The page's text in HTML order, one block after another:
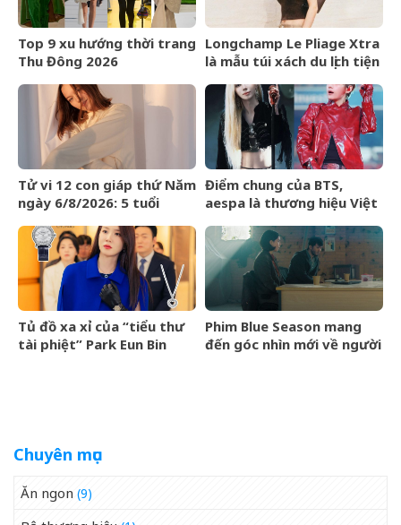
Top 9 xu hướng thời trang
Thu Đông 2026
Longchamp Le Pliage Xtra
là mẫu túi xách du lịch tiện
Tử vi 12 con giáp thứ Năm
ngày 6/8/2026: 5 tuổi
Điểm chung của BTS,
aespa là thương hiệu Việt
Tủ đồ xa xỉ của “tiểu thư
tài phiệt” Park Eun Bin
Phim Blue Season mang
đến góc nhìn mới về người
Chuyên mục
Ăn ngon (9)